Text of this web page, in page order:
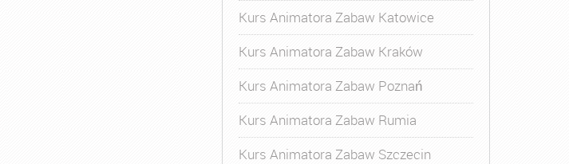
Kurs Animatora Zabaw Katowice
Kurs Animatora Zabaw Kraków
Kurs Animatora Zabaw Poznań
Kurs Animatora Zabaw Rumia
Kurs Animatora Zabaw Szczecin